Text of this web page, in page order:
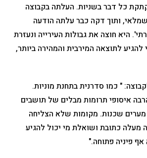
כל דבר בשניות. העלתה בקבוצה
ותוך דקה כבר עלתה הודעה
היא חוצה את גבולות העירייה ונעזרת
לתוצאה המירבית והמהירה ביותר,
" כמו סדרנית בתחנת מוניות.
איסופי תרומות מבלים של תושבים
מערים שכנות. מקומות שלא הצליחה
מעלה כתובת ושואלת מי יכול להגיע
פיניה פתוחה."